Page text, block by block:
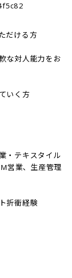
だける方
な対人能力をお
いく方
・テキスタイル
営業、生産管理
折衝経験